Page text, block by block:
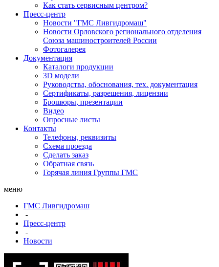
Как стать сервисным центром?
Пресс-центр
Новости "ГМС Ливгидромаш"
Новости Орловского регионального отделения
Союза машиностроителей России
Фотогалерея
Документация
Каталоги продукции
3D модели
Руководства, обоснования, тех. документация
Сертификаты, разрешения, лицензии
Брошюры, презентации
Видео
Опросные листы
Контакты
Телефоны, реквизиты
Схема проезда
Сделать заказ
Обратная связь
Горячая линия Группы ГМС
меню
ГМС Ливгидромаш
-
Пресс-центр
-
Новости